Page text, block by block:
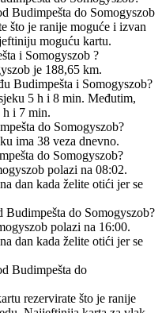
Budimpešta do Somogyszob
što je ranije moguće i izvan
moguću kartu.
i Somogyszob ?
je 188,65 km.
Budimpešta i Somogyszob?
5 h i 8 min. Međutim,
h i 7 min.
do Somogyszob?
ima 38 veza dnevno.
do Somogyszob?
polazi na 08:02.
dan kada želite otići jer se
do Somogyszob?
polazi na 16:00.
dan kada želite otići jer se
Budimpešta do
rezervirate što je ranije